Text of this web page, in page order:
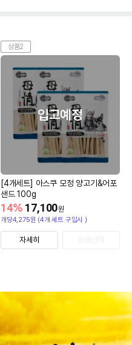
상품2
입고예정
[4개세트] 아스쿠 모정 양고기&어포
샌드 100g
17,100원
14%
개당4,275원 (4개 세트 구입시 )
자세히